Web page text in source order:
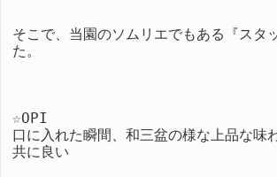
そこで、当園のソムリエでもある『スタ
た。
☆OPI
口に入れた瞬間、和三盆の様な上品な味
共に良い